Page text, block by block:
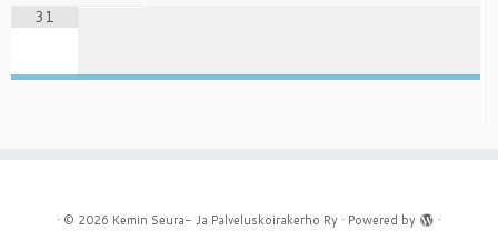
31
· © 2026 Kemin Seura- Ja Palveluskoirakerho Ry · Powered by
·